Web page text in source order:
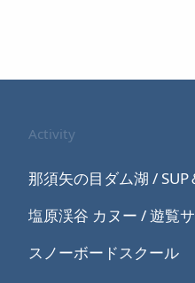
Activity
那須矢の目ダム湖 / SUP
塩原渓谷 カヌー / 遊覧
スノーボードスクール